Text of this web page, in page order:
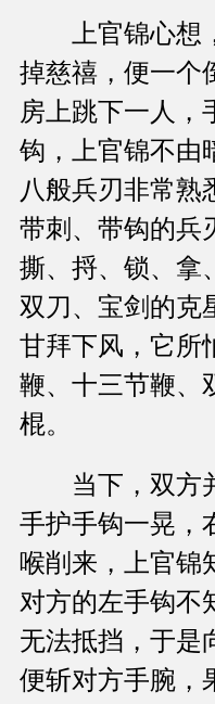
上官锦心
掉慈禧，便一个
房上跳下一人，
钩，上官锦不由
八般兵刃非常熟
带刺、带钩的兵
撕、捋、锁、拿
双刀、宝剑的克
甘拜下风，它所
鞭、十三节鞭、
棍。
当下，双方
手护手钩一晃，
喉削来，上官锦
对方的左手钩不
无法抵挡，于是
便斩对方手腕，